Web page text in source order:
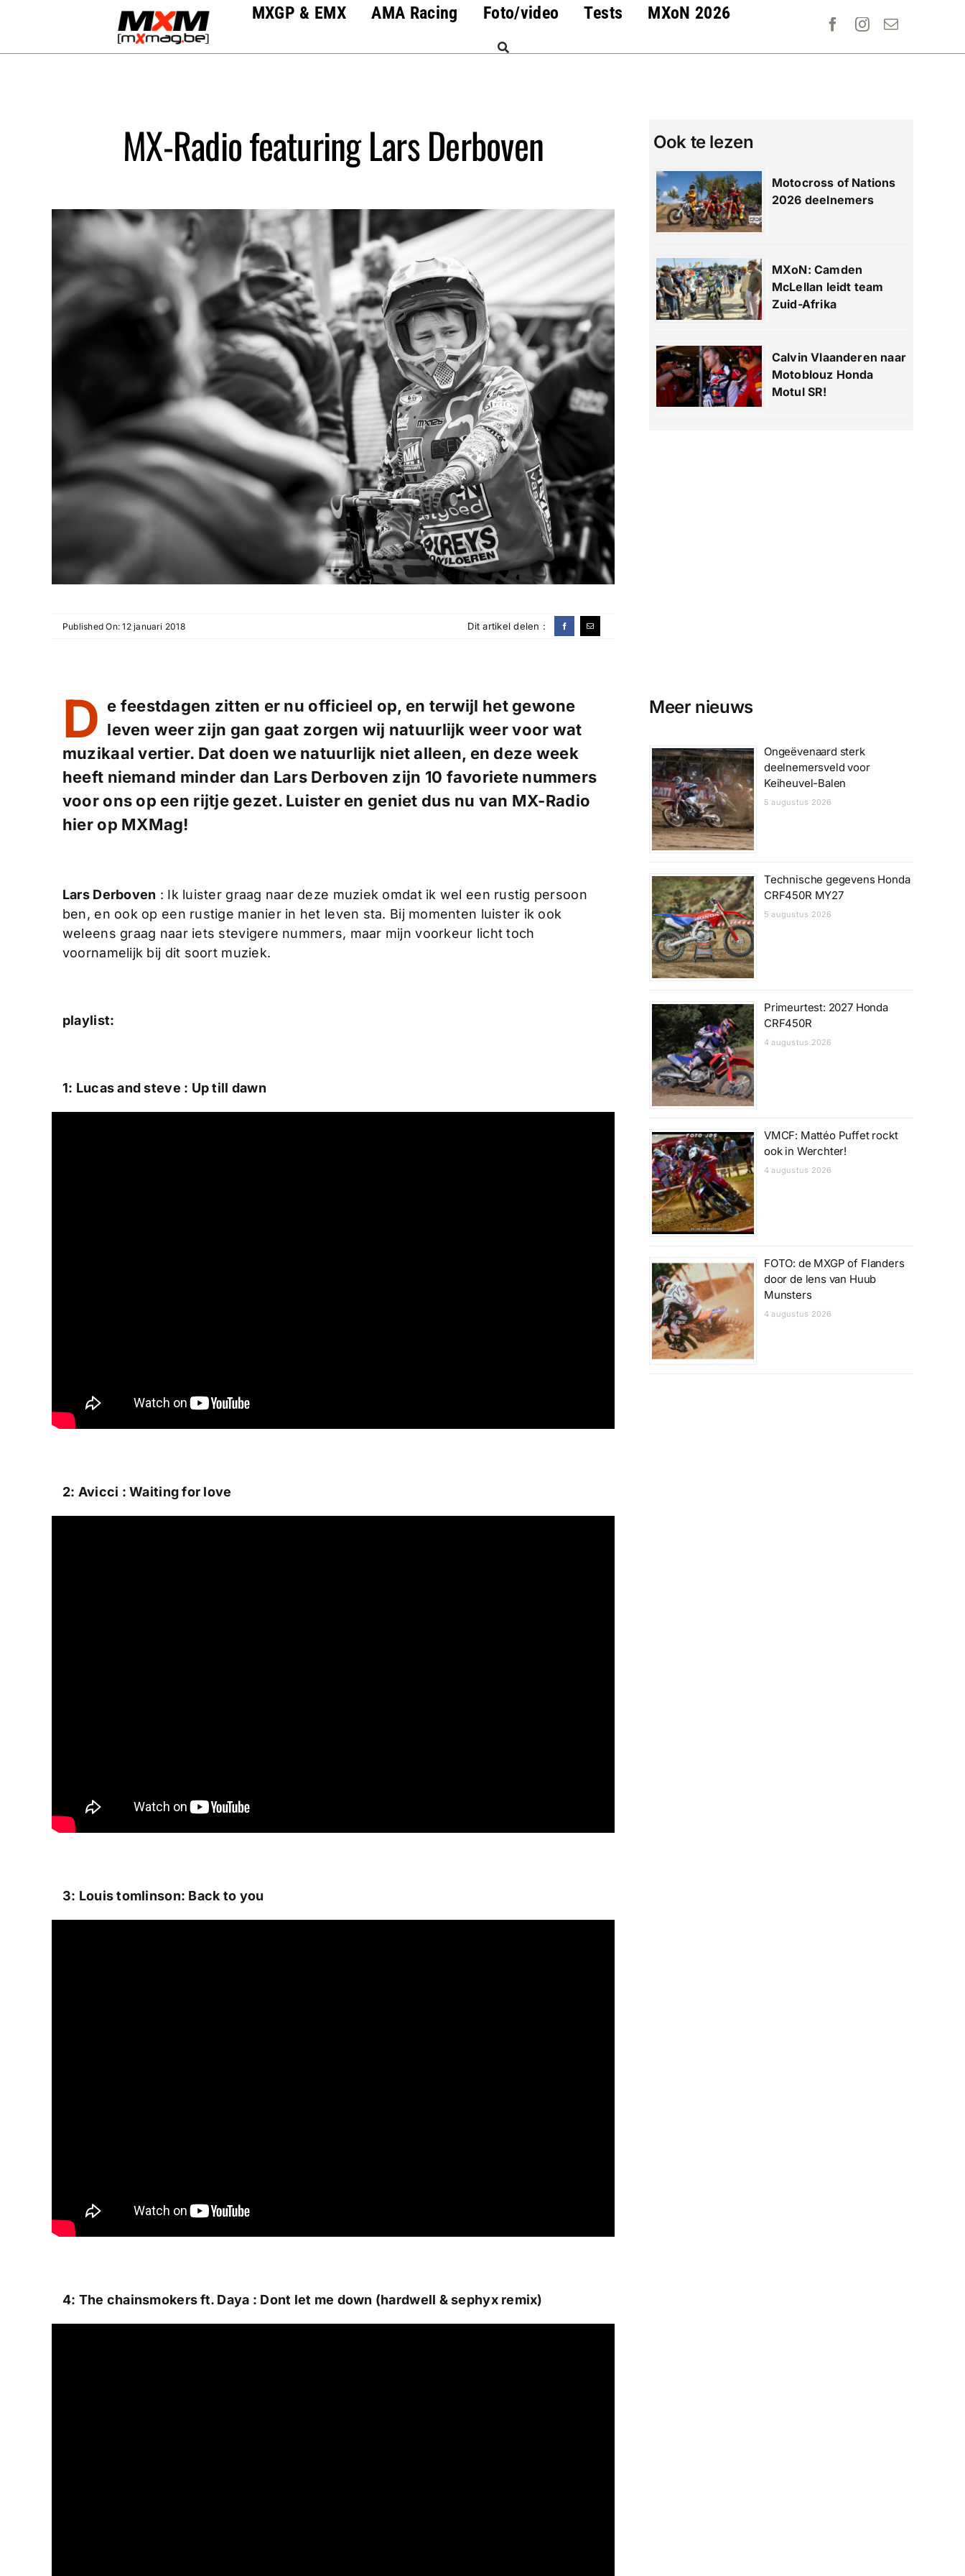
MXGP & EMX AMA Racing Foto/video Tests MXoN 2026
MX-Radio featuring Lars Derboven Ook te lezen
Motocross of Nations
2026 deelnemers
MXoN: Camden
McLellan leidt team
Zuid-Afrika
Calvin Vlaanderen naar
Motoblouz Honda
Motul SR!
Published On: 12 januari 2018 Dit artikel delen :
D e feestdagen zitten er nu officieel op, en terwijl het gewone
leven weer zijn gan gaat zorgen wij natuurlijk weer voor wat
muzikaal vertier. Dat doen we natuurlijk niet alleen, en deze week
heeft niemand minder dan Lars Derboven zijn 10 favoriete nummers
voor ons op een rijtje gezet. Luister en geniet dus nu van MX-Radio
hier op MXMag!
Lars Derboven : Ik luister graag naar deze muziek omdat ik wel een rustig persoon
ben, en ook op een rustige manier in het leven sta. Bij momenten luister ik ook
weleens graag naar iets stevigere nummers, maar mijn voorkeur licht toch
voornamelijk bij dit soort muziek.
playlist:
1: Lucas and steve : Up till dawn
2: Avicci : Waiting for love
3: Louis tomlinson: Back to you
4: The chainsmokers ft. Daya : Dont let me down (hardwell & sephyx remix)
Meer nieuws
Ongeëvenaard sterk
deelnemersveld voor
Keiheuvel-Balen
5 augustus 2026
Technische gegevens Honda
CRF450R MY27
5 augustus 2026
Primeurtest: 2027 Honda
CRF450R
4 augustus 2026
VMCF: Mattéo Puffet rockt
ook in Werchter!
4 augustus 2026
FOTO: de MXGP of Flanders
door de lens van Huub
Munsters
4 augustus 2026